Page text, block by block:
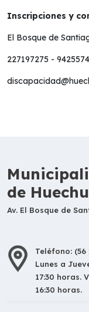
Inscripciones y
El Bosque de
227197275 -
de
Av. El Bosque de
Teléfono: (56
Lunes a
17:30 horas.
16:30 horas.